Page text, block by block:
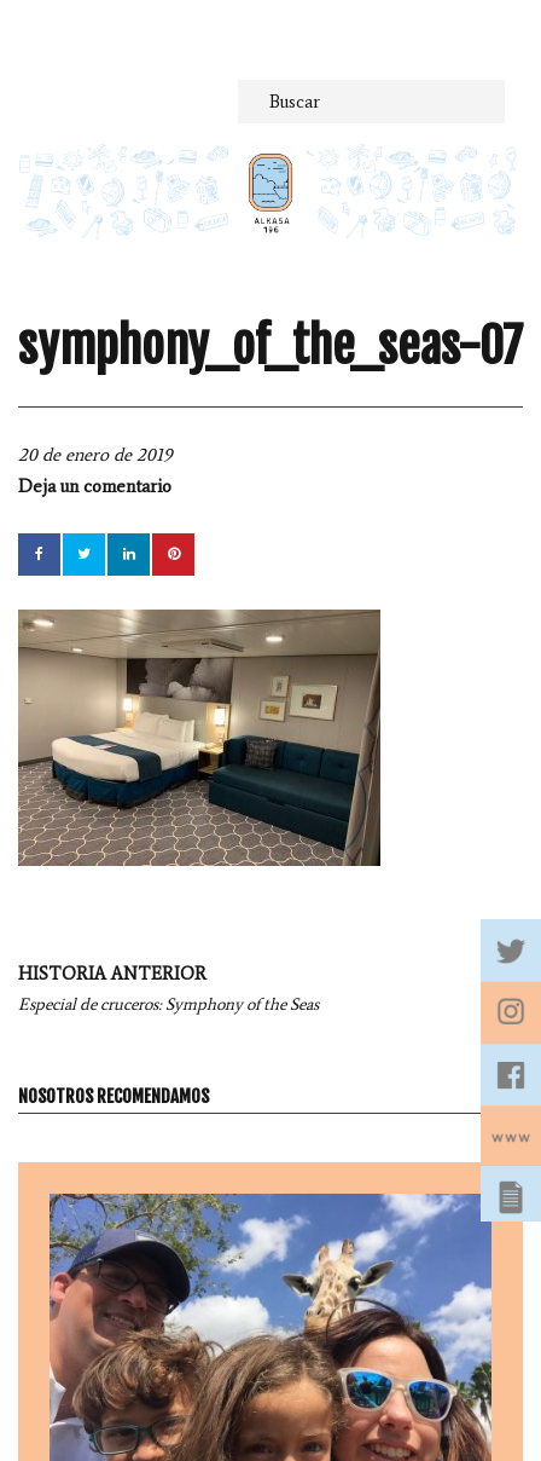
symphony_of_the_seas-07
20 de enero de 2019
Deja un comentario
Navegación
por
HISTORIA ANTERIOR
Especial de cruceros: Symphony of the Seas
NOSOTROS RECOMENDAMOS